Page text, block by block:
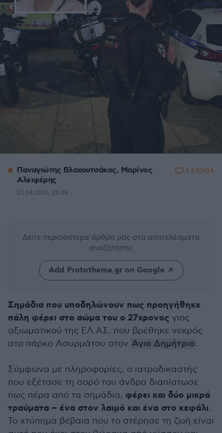
Παναγιώτης Βλαχουτσάκος, Μαρίνος
Αλειφέρης
23.04.2026, 20:48
4 ΣΧΟΛΙΑ
Δείτε περισσότερα άρθρα μας στα αποτελέσματα
αναζήτησης
Add Protothema.gr on Google
Σημάδια που υποδηλώνουν πως προηγήθηκε
πάλη φέρει στο σώμα του ο 27χρονος γιος
αξιωματικού της ΕΛ.ΑΣ. που βρέθηκε νεκρός
στο πάρκο Ασυρμάτου στον Άγιο Δημήτριο.
Σύμφωνα με πληροφορίες, ο ιατροδικαστής
που εξέτασε τη σορό του άνδρα διαπίστωσε
πως πέρα από τα σημάδια, φέρει και δύο μικρά
τραύματα – ένα στον λαιμό και ένα στο κεφάλι.
Το χτύπημα βέβαια που το στέρησε τη ζωή είναι